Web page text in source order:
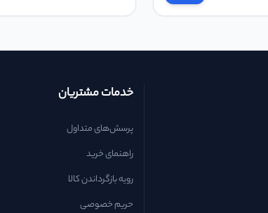
خدمات مشتریان
پرسش‌های متداول
راهنمای خرید
رویه بازگرداندن کالا
حریم خصوصی